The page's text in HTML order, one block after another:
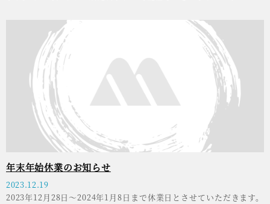
年末年始休業のお知らせ
2023.12.19
2023年12月28日～2024年1月8日まで休業日とさせていただきます。